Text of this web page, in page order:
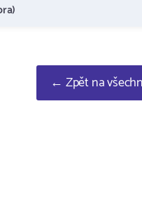
← Zpět na